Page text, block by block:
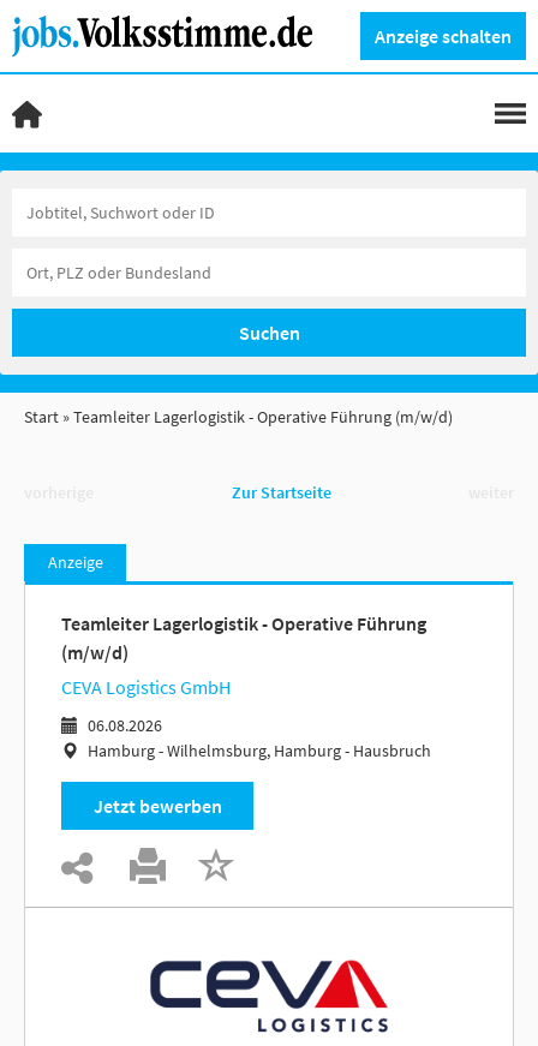
Anzeige schalten
Suchen
Start Teamleiter Lagerlogistik - Operative Führung (m/w/d)
Zur Startseite
Anzeige
Teamleiter Lagerlogistik - Operative Führung
(m/w/d)
CEVA Logistics GmbH
06.08.2026
Hamburg - Wilhelmsburg, Hamburg - Hausbruch
Jetzt bewerben